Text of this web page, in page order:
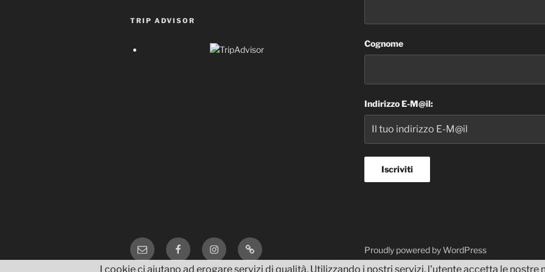
TRIP ADVISOR
Cognome
Indirizzo E-M@il:
Email FacebookInstagramTripAdvisor Proudly powered by WordPress
I cookie ci aiutano ad erogare servizi di qualità. Utilizzando i nostri servizi, l'utente accetta le nostre